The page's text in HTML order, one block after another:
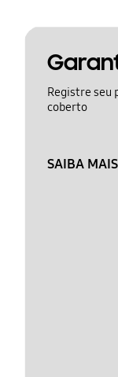
Registre seu
coberto
SAIBA MAIS